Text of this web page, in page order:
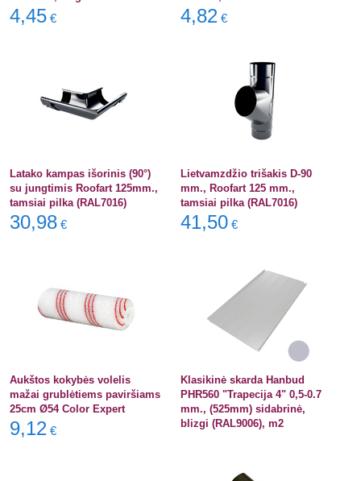
4,45 € 4,82 €
Latako kampas išorinis (90°)
su jungtimis Roofart 125mm.,
tamsiai pilka (RAL7016)
30,98 €
Lietvamzdžio trišakis D-90
mm., Roofart 125 mm.,
tamsiai pilka (RAL7016)
41,50 €
Aukštos kokybės volelis
mažai grublėtiems paviršiams
25cm Ø54 Color Expert
9,12 €
Klasikinė skarda Hanbud
PHR560 "Trapecija 4" 0,5-0.7
mm., (525mm) sidabrinė,
blizgi (RAL9006), m2